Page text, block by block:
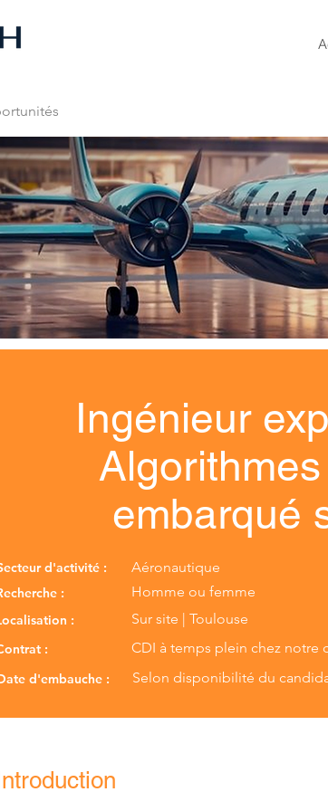
Ingénieur
embarqué
d'activité :
:
:
:
d'embauche :
Aéronautique
Homme ou femme
Sur site | Toulouse
CDI à temps plein chez notre
Selon disponibilité du